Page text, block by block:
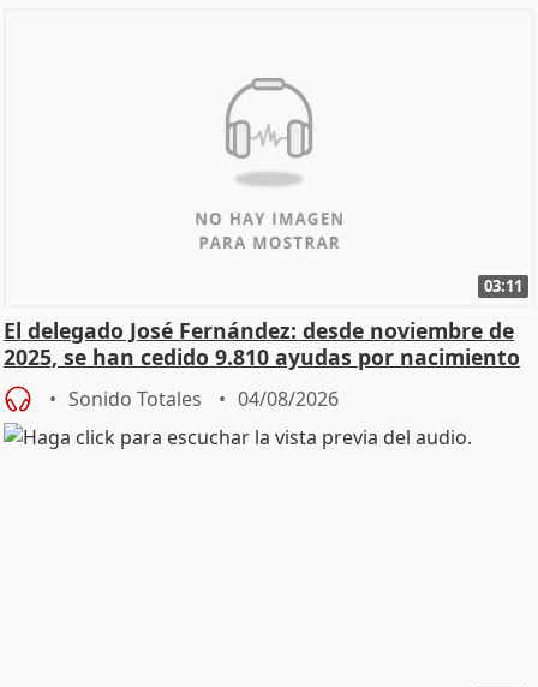
03:11
El delegado José Fernández: desde noviembre de
2025, se han cedido 9.810 ayudas por nacimiento
Sonido Totales 04/08/2026